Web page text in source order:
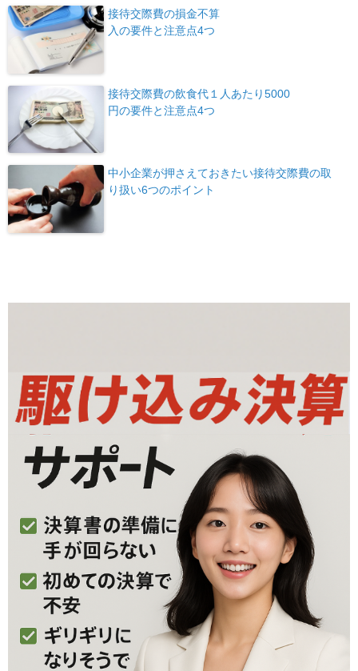
接待交際費の損金不算
入の要件と注意点4つ
接待交際費の飲食代１人あたり5000
円の要件と注意点4つ
中小企業が押さえておきたい接待交際費の取
り扱い6つのポイント